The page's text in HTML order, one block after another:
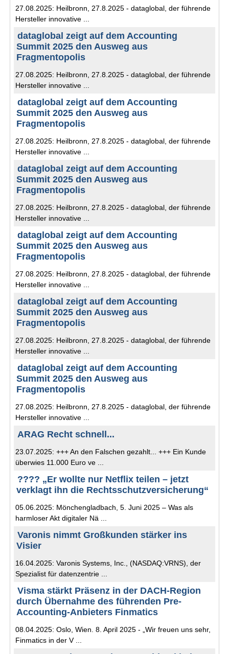
27.08.2025: Heilbronn, 27.8.2025 - dataglobal, der führende
Hersteller innovative ...
dataglobal zeigt auf dem Accounting
Summit 2025 den Ausweg aus
Fragmentopolis
27.08.2025: Heilbronn, 27.8.2025 - dataglobal, der führende
Hersteller innovative ...
dataglobal zeigt auf dem Accounting
Summit 2025 den Ausweg aus
Fragmentopolis
27.08.2025: Heilbronn, 27.8.2025 - dataglobal, der führende
Hersteller innovative ...
dataglobal zeigt auf dem Accounting
Summit 2025 den Ausweg aus
Fragmentopolis
27.08.2025: Heilbronn, 27.8.2025 - dataglobal, der führende
Hersteller innovative ...
dataglobal zeigt auf dem Accounting
Summit 2025 den Ausweg aus
Fragmentopolis
27.08.2025: Heilbronn, 27.8.2025 - dataglobal, der führende
Hersteller innovative ...
dataglobal zeigt auf dem Accounting
Summit 2025 den Ausweg aus
Fragmentopolis
27.08.2025: Heilbronn, 27.8.2025 - dataglobal, der führende
Hersteller innovative ...
dataglobal zeigt auf dem Accounting
Summit 2025 den Ausweg aus
Fragmentopolis
27.08.2025: Heilbronn, 27.8.2025 - dataglobal, der führende
Hersteller innovative ...
ARAG Recht schnell...
23.07.2025: +++ An den Falschen gezahlt... +++ Ein Kunde
überwies 11.000 Euro ve ...
???? „Er wollte nur Netflix teilen – jetzt
verklagt ihn die Rechtsschutzversicherung“
05.06.2025: Mönchengladbach, 5. Juni 2025 – Was als
harmloser Akt digitaler Nä ...
Varonis nimmt Großkunden stärker ins
Visier
16.04.2025: Varonis Systems, Inc., (NASDAQ:VRNS), der
Spezialist für datenzentrie ...
Visma stärkt Präsenz in der DACH-Region
durch Übernahme des führenden Pre-
Accounting-Anbieters Finmatics
08.04.2025: Oslo, Wien. 8. April 2025 - „Wir freuen uns sehr,
Finmatics in der V ...